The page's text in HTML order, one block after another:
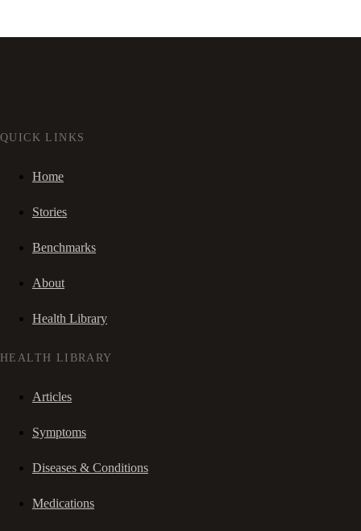
QUICK LINKS
Home
Stories
Benchmarks
About
Health Library
HEALTH LIBRARY
Articles
Symptoms
Diseases & Conditions
Medications